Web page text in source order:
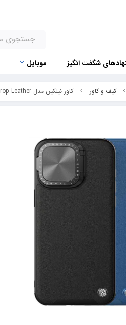
شگفت انگیز موبایل
کیف و کاور کاور نیلکین مدل Camshield Prop Leather مناسب برای گوشی موبایل اپل iPhone 15 Pro Max